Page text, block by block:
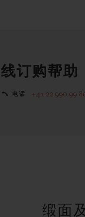
订购帮助
电话 +41 22 990 99
缎面